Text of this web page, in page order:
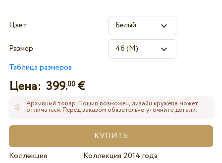
Цвет
Размер
Таблица размеров
Цена: 399.00€
Архивный товар. Пошив возможен, дизайн кружева может
отличаться. Перед заказом обязательно уточните детали.
Коллекция
Коллекция 2014 года